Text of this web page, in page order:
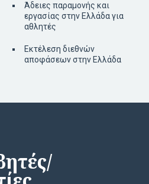
Άδειες παραμονής και
εργασίας στην Ελλάδα για
αθλητές
Εκτέλεση διεθνών
αποφάσεων στην Ελλάδα